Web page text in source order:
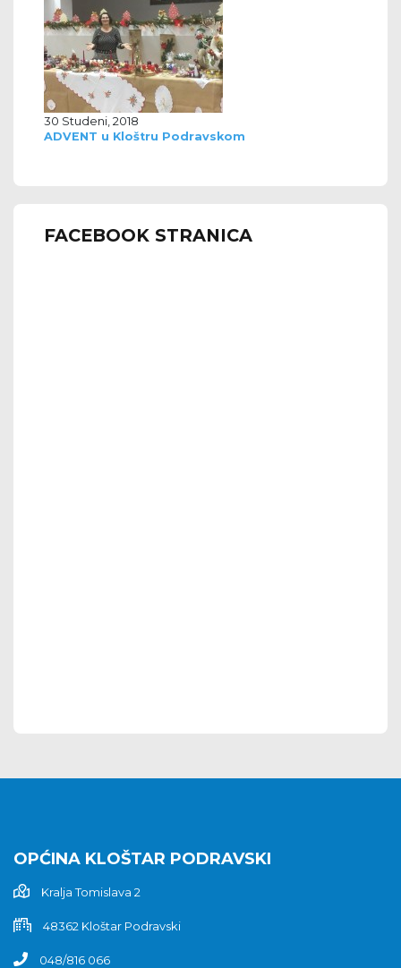
30 Studeni, 2018
ADVENT u Kloštru Podravskom
FACEBOOK STRANICA
OPĆINA KLOŠTAR PODRAVSKI
Kralja Tomislava 2
48362 Kloštar Podravski
048/816 066